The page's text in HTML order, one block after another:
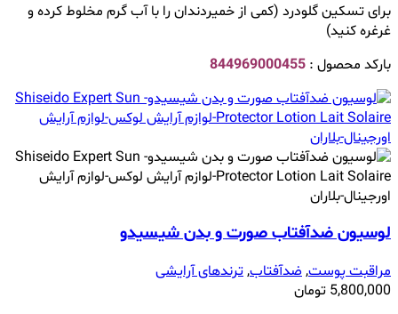
برای تسکین گلودرد (کمی از خمیردندان را با آب گرم مخلوط کرده و
غرغره کنید)
بارکد محصول : 844969000455
لوسیون ضدآفتاب صورت و بدن شیسیدو
مراقبت پوست,ضدآفتاب,ترندهای آرایشی
5,800,000 تومان